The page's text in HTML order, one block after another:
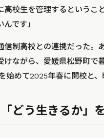
高校生を管理するというこ
です」
制高校との連携だった。
ながら、愛媛県松野町で
めて2025年春に開校と、
どう生きるか」